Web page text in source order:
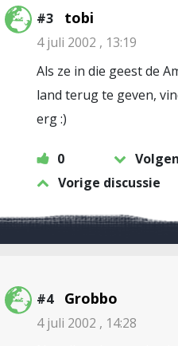
#3 tobi
4 juli 2002 , 13:19
Als ze in die geest de
land terug te geven,
erg :)
0
Vorige discussie
#4 Grobbo
4 juli 2002 , 14:28